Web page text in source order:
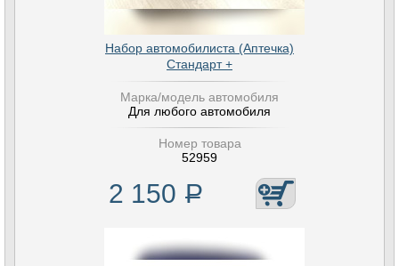
Набор автомобилиста (Аптечка)
Стандарт +
Марка/модель автомобиля
Для любого автомобиля
Номер товара
52959
2 150 Р